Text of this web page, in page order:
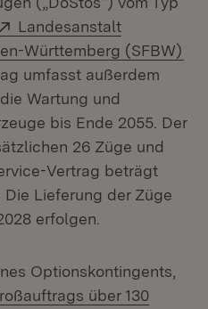
neuem Fenster)
Extern:
Landesanstalt
Württemberg (SFBW)
umfasst außerdem
Wartung und
bis Ende 2055. Der
26 Züge und
Vertrag beträgt
Lieferung der Züge
erfolgen.
Optionskontingents,
über 130